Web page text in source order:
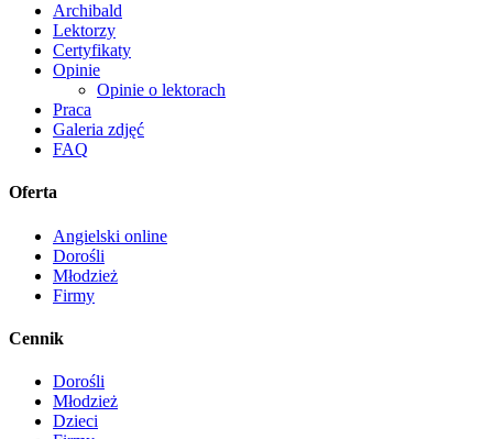
Archibald
Lektorzy
Certyfikaty
Opinie
Opinie o lektorach
Praca
Galeria zdjęć
FAQ
Oferta
Angielski online
Dorośli
Młodzież
Firmy
Cennik
Dorośli
Młodzież
Dzieci